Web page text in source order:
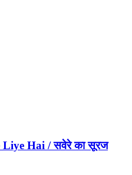
Hai / सवेरे का सूरज